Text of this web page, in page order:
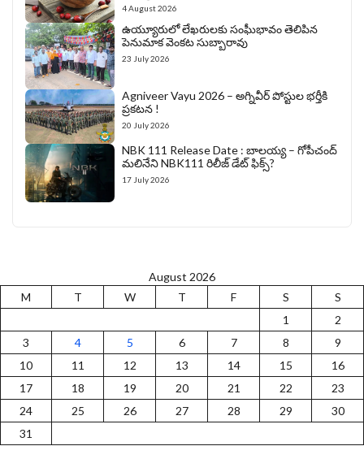
4 August 2026
ఉయ్యూరులో లేఖరులకు సంఘీభావం తెలిపిన
పెనుమాక వెంకట సుబ్బారావు
23 July 2026
Agniveer Vayu 2026 – అగ్నివీర్‌ పోస్టుల భర్తీకి
ప్రకటన !
20 July 2026
NBK 111 Release Date : బాలయ్య – గోపీచంద్
మలినేని NBK111 రిలీజ్ డేట్ ఫిక్స్?
17 July 2026
August 2026
M
T W T F S
S
1
2
3
4 5 6 7 8
9
10
11 12 13 14 15
16
17
18 19 20 21 22
23
24
25 26 27 28 29
30
31